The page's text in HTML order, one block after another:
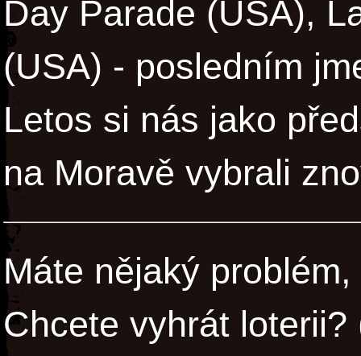
Day Parade (USA),
(USA) - posledním
Letos si nás jako
na Moravě vybrali
Máte nějaký
Chcete vyhrát